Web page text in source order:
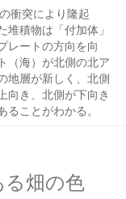
衝突により隆起
堆積物は「付加体」
レートの方向を向
（海）が北側の北ア
地層が新しく、北側
向き、北側が下向き
ことがわかる。
る畑の色